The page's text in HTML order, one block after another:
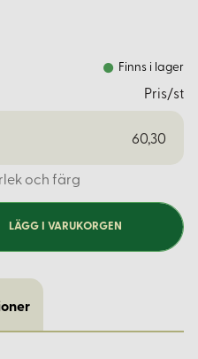
Finns i lager
Pris/st
60,30
och färg
LÄGG I VARUKORGEN